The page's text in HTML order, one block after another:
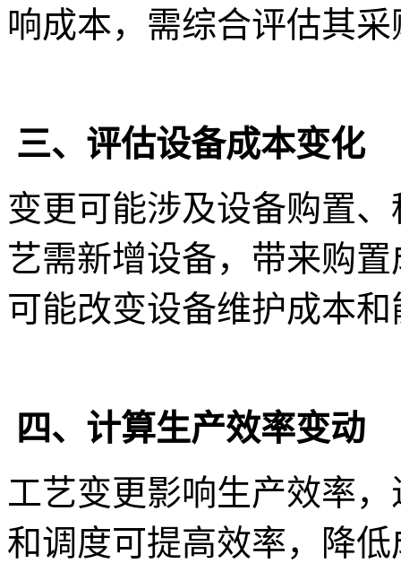
响成本，需综合评估其
三、评估设备成本变化
变更可能涉及设备购置
艺需新增设备，带来购
可能改变设备维护成本和
四、计算生产效率变动
工艺变更影响生产效率
和调度可提高效率，降